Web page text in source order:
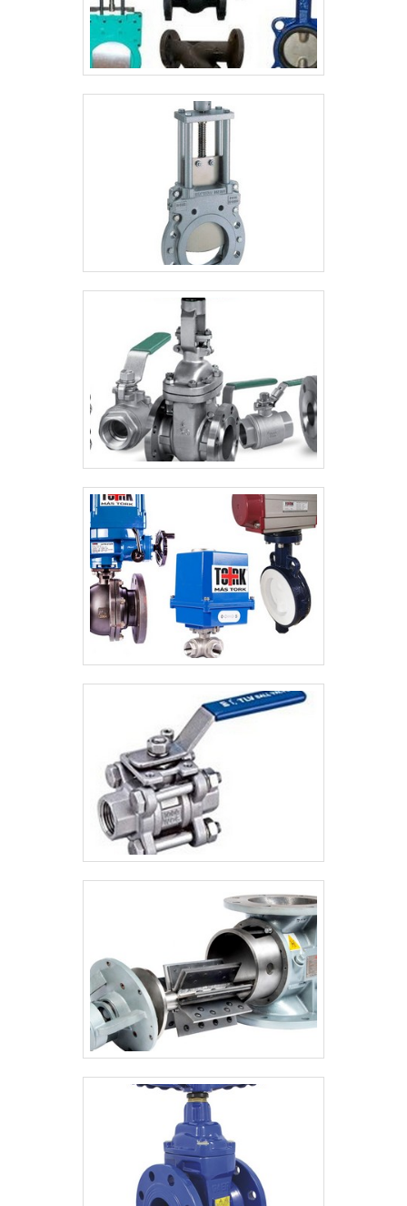
Valfluid Acessórios Industriais se mostra
referência por ter: Profissionais com ampla
experiência na área de atuação;
Atendimento personalizado; Equipe
constantemente treinada; Estoque vasto
para atender qualquer demanda em curto
prazo.Ainda tratando-se de válvula angular
hidrante, deve-se descartar empresas que
não tenham produtos e serviços com ótima
qualidade e excelente custo-benefício,
detalhes que passam despercebidos em
outras companhias e podem gerar
isso que já foi explorado é a razão pela qual
a Valfluid Acessórios Industriais é uma
organização que preza pela segurança
quando se explana o segmento de válvulas,
tubos, conexões industriais e acessórios.
O objetivo é garantir o que existe de melhor
do mercado para garantir o sucesso dos
clientes.GARANTIA DE QUALIDADE
COMPROVADASomente na Valfluid
Acessórios Industriais é possível encontrar
a solução para quem busca válvulas, tubos,
conexões industriais e acessórios. É
possível encontrar itens variados com
tecnologia de ponta, como válvula de
retenção e cotovelo galvanizado com
ótima qualidade e precisão.Com o objetivo
de trazer a satisfação a todos os clientes, a
empresa entende que seu melhor
destaque é conquistar a confiança de cada
um. Tudo isso só é possível através do
investimento em equipamentos modernos
e profissionais experientes. A Valfluid
Acessórios Industriais é uma corporação
que tem sido preferência no segmento
pela idoneidade em tudo que faz, o que